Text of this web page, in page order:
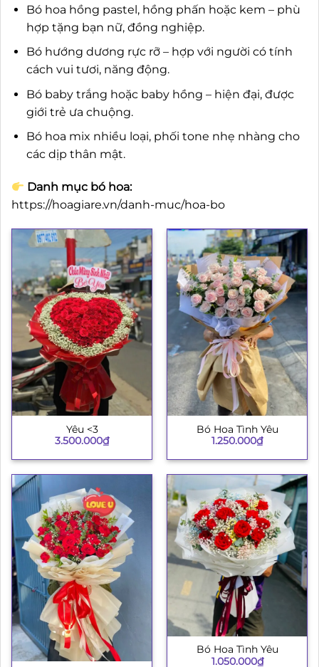
Bó hoa hồng pastel, hồng phấn hoặc kem – phù
hợp tặng bạn nữ, đồng nghiệp.
Bó hướng dương rực rỡ – hợp với người có tính
cách vui tươi, năng động.
Bó baby trắng hoặc baby hồng – hiện đại, được
giới trẻ ưa chuộng.
Bó hoa mix nhiều loại, phối tone nhẹ nhàng cho
các dịp thân mật.
Danh mục bó hoa:
https://hoagiare.vn/danh-muc/hoa-bo
Yêu <3
3.500.000₫
Bó Hoa Tình Yêu
1.250.000₫
Bó Hoa Tình Yêu
1.050.000₫